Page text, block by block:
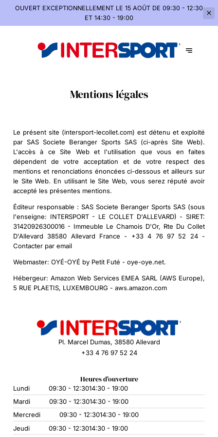
OUVERT EXCEPTIONNELLEMENT LE 15 AOÛT DE 09:30 - 12:30
ET 14:30 - 19:00
Mentions légales
Le présent site (intersport-lecollet.com) est détenu et exploité
par SAS Societe Beranger Sports SAS (ci-après Site Web).
L'accès à ce Site Web et l'utilisation que vous en faites
dépendent de votre acceptation et de votre respect des
mentions et renonciations énoncées ci-dessous et ailleurs sur
le Site Web. En utilisant le Site Web, vous serez réputé avoir
accepté les présentes mentions.
Éditeur responsable : SAS Societe Beranger Sports SAS (sous
l'enseigne: INTERSPORT - LE COLLET D'ALLEVARD) - SIRET:
31420926300016 - Immeuble Le Chamois D'Or, Rte Du Collet
D'Allevard 38580 Allevard France - +33 4 76 97 52 24 -
Contacter par email
Webmaster: OYÉ-OYÉ by Petit Futé - oye-oye.net.
Hébergeur: Amazon Web Services EMEA SARL (AWS Europe),
5 RUE PLAETIS, LUXEMBOURG - aws.amazon.com
Pl. Marcel Dumas, 38580 Allevard
+33 4 76 97 52 24
Heures d'ouverture
Lundi 09:30 - 12:3014:30 - 19:00
Mardi
09:30 - 12:3014:30 - 19:00
Mercredi
09:30 - 12:3014:30 - 19:00
Jeudi
09:30 - 12:3014:30 - 19:00